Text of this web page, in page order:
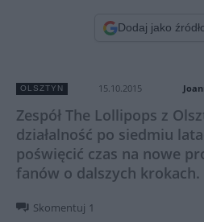
Dodaj jako
OLSZTYN 15.10.2015
Zespół The Lollipops z
działalność po siedmiu
poświęcić czas na nowe
fanów o dalszych krokach.
Skomentuj 1